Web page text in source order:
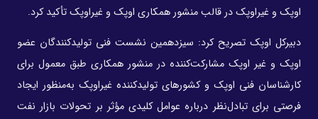
اوپک و غیراوپک در قالب منشور همکاری اوپک و غیراوپک تأکید کرد.
دبیرکل اوپک تصریح کرد: سیزدهمین نشست فنی تولیدکنندگان عضو
اوپک و غیر اوپک مشارکت‌کننده در منشور همکاری طبق معمول برای
کارشناسان فنی اوپک و کشورهای تولیدکننده غیراوپک به‌منظور ایجاد
فرصتی برای تبادل‌نظر درباره عوامل کلیدی مؤثر بر تحولات بازار نفت